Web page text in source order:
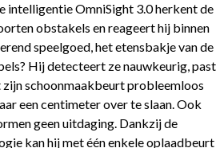
intelligentie OmniSight 3.0 herkent de
obstakels en reageert hij binnen
speelgoed, het etensbakje van de
Hij detecteert ze nauwkeurig, past
zijn schoonmaakbeurt probleemloos
een centimeter over te slaan. Ook
geen uitdaging. Dankzij de
kan hij met één enkele oplaadbeurt